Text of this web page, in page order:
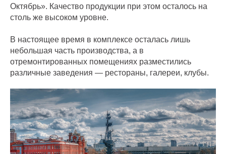
Октябрь». Качество продукции при этом осталось на
столь же высоком уровне.
В настоящее время в комплексе осталась лишь
небольшая часть производства, а в
отремонтированных помещениях разместились
различные заведения — рестораны, галереи, клубы.